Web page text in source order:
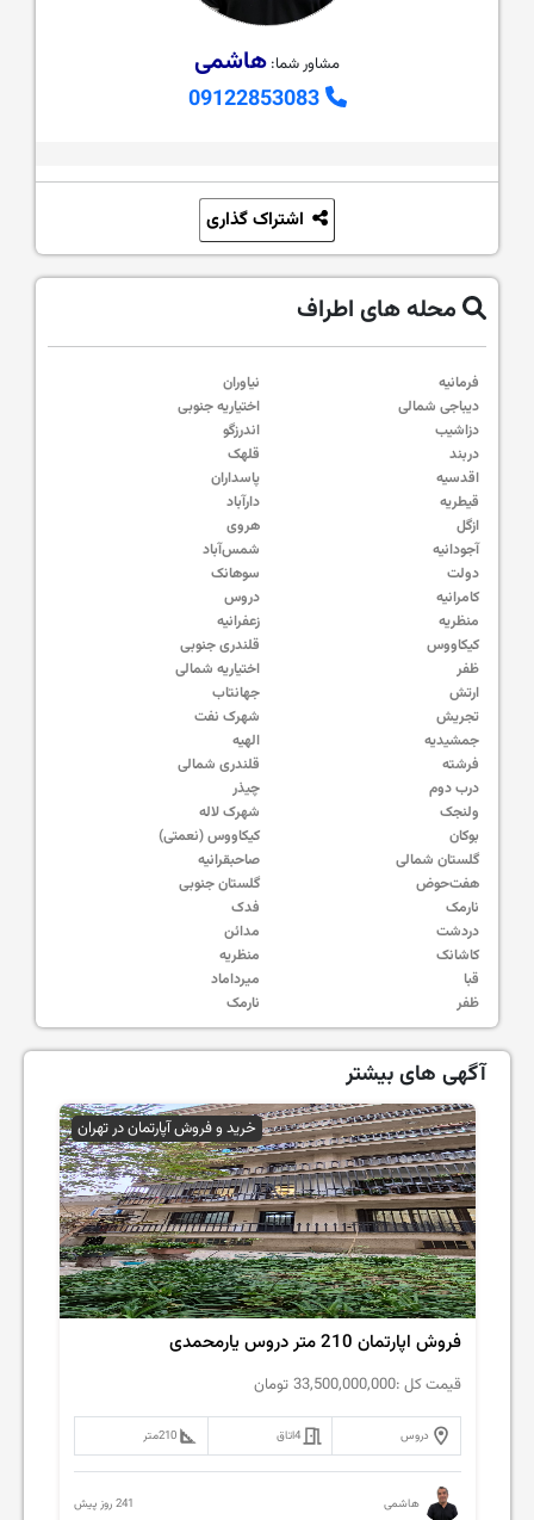
مشاور شما: هاشمی
09122853083
محله های اطراف
فرمانیه
نیاوران
دیباجی شمالی
اختیاریه جنوبی
دزاشیب
اندرزگو
دربند
قلهک
اقدسیه
پاسداران
قیطریه
دارآباد
ازگل
هروی
آجودانیه
شمس‌آباد
دولت
سوهانک
کامرانیه
دروس
منظریه
زعفرانیه
کیکاووس
قلندری جنوبی
ظفر
اختیاریه شمالی
ارتش
جهانتاب
تجریش
شهرک نفت
جمشیدیه
الهیه
فرشته
قلندری شمالی
درب دوم
چیذر
ولنجک
شهرک لاله
بوکان
کیکاووس (نعمتی)
گلستان شمالی
صاحبقرانیه
هفت‌حوض
گلستان جنوبی
نارمک
فدک
دردشت
مدائن
کاشانک
منظریه
قبا
میرداماد
ظفر
نارمک
آگهی های بیشتر
خرید و فروش آپارتمان در تهران
فروش اپارتمان 210 متر دروس یارمحمدی
قیمت کل :33,500,000,000 تومان
دروس 4اتاق 210متر
هاشمی 241 روز پیش